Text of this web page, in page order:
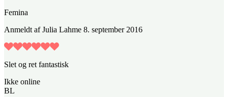
Femina
Anmeldt afJulia Lahme 8. september 2016
Slet og ret fantastisk
Ikke online
BL